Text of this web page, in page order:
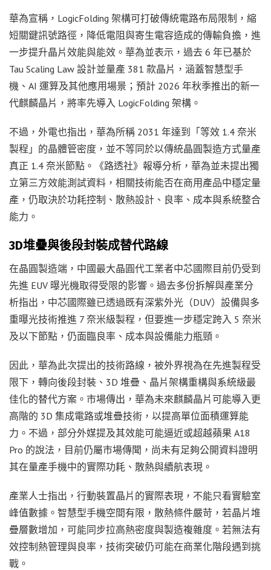
華為宣稱，LogicFolding 架構可打破傳統電路布局限制，縮
短關鍵訊號路徑，降低電阻與寄生電容造成的傳輸負擔，進
一步提升晶片效能與能效。華為並表示，過去 6 年已基於
Tau Scaling Law 設計並量產 381 款晶片，涵蓋智慧型手
機、AI 運算及其他應用場景；預計 2026 年秋季推出的新一
代麒麟晶片，將率先導入 LogicFolding 架構。
不過，外電也指出，華為所稱 2031 年達到「等效 1.4 奈米
製程」的晶體管密度，並不等同於以傳統晶圓製造方式量產
真正 1.4 奈米節點。《路透社》報導分析，華為並未提出獨
立第三方效能測試資料，相關技術能否在商用產品中穩定量
產，仍取決於功耗控制、散熱設計、良率、成本與系統整合
能力。
3D堆疊與後段封裝成替代路線
在晶圓製造端，中國最大晶圓代工業者中芯國際目前仍受到
先進 EUV 曝光機取得受限的影響。過去多份拆解與產業分
析指出，中芯國際雖已透過既有深紫外光（DUV）設備與多
重曝光技術推進 7 奈米級製程，但要進一步穩定跨入 5 奈米
及以下節點，仍面臨良率、成本與設備能力瓶頸。
因此，華為此次提出的技術路線，被外界視為在先進製程受
限下，轉向後段封裝、3D 堆疊、晶片架構重構與系統級最
佳化的替代方案。市場傳出，華為未來麒麟晶片可能導入更
高階的 3D 集成電路或堆疊技術，以提高單位面積運算能
力。不過，部分外媒提及其效能可能逼近或超越蘋果 A18
Pro 的說法，目前仍屬市場傳聞，尚未有足夠公開資料證明
其在量產手機中的實際功耗、散熱與續航表現。
產業人士指出，行動裝置晶片的實際表現，不能只看實驗室
峰值數據。智慧型手機空間有限，散熱條件嚴苛，若晶片堆
疊層數增加，可能同步拉高熱密度與製造複雜度。若無法有
效控制熱管理與良率，技術突破仍可能在商業化階段遇到挑
戰。